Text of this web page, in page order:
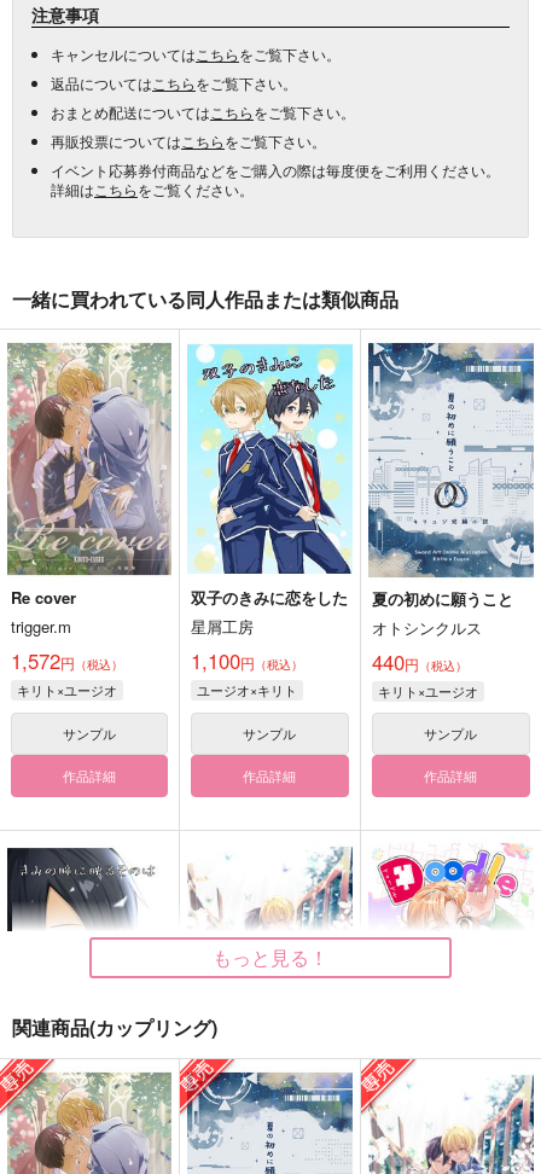
注意事項
キャンセルについては こちらをご覧下さい。
返品については こちらをご覧下さい。
おまとめ配送については こちらをご覧下さい。
再販投票については こちらをご覧下さい。
イベント応募券付商品などをご購入の際は毎度便をご利用ください。
詳細は こちらをご覧ください。
一緒に買われている同人作品または類似商品
Re cover
trigger.m
1,572円 （税込）
キリト×ユージオ
サンプル
作品詳細
双子のきみに恋をした
星屑工房
1,100円 （税込）
ユージオ×キリト
サンプル
作品詳細
夏の初めに願うこと
オトシンクルス
440円 （税込）
キリト×ユージオ
サンプル
作品詳細
きみの瞳に映るものは
星屑工房
787円（税込）
So far キリユジ
Twilogイラスト再録
trigger.m
Doodle pieces!
もしもびより
770円（税込）
もっと見る！
関連商品(カップリング)